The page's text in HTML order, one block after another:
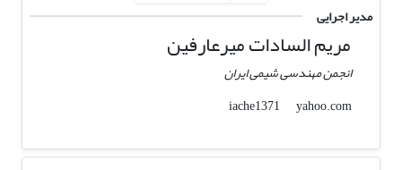
مدیر اجرایی
مریم السادات میرعارفین
انجمن مهندسی شیمی ایران
iache1371
yahoo.com